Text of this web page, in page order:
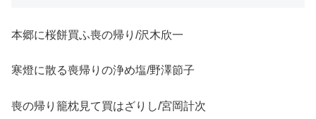
本郷に桜餅買ふ喪の帰り/沢木欣一
寒燈に散る喪帰りの浄め塩/野澤節子
喪の帰り籠枕見て買はざりし/宮岡計次